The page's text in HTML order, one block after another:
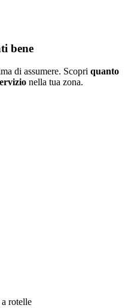
bene
di assumere. Scopri quanto
nella tua zona.
rotelle